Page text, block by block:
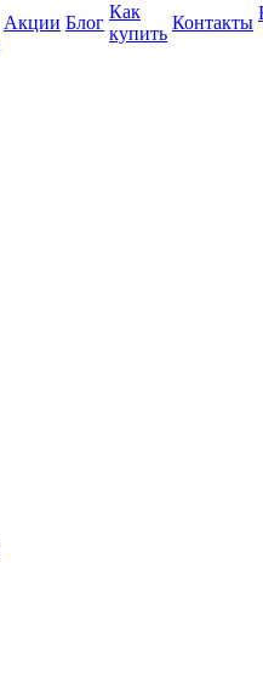
Акции Блог
Как
купить
Контакты